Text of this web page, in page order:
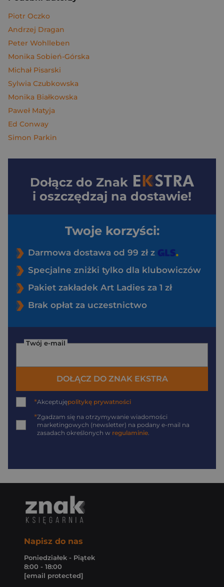
Piotr Oczko
Andrzej Dragan
Peter Wohlleben
Monika Sobień-Górska
Michał Pisarski
Sylwia Czubkowska
Monika Białkowska
Paweł Matyja
Ed Conway
Simon Parkin
Dołącz do Znak
i oszczędzaj na dostawie!
Twoje korzyści:
Darmowa dostawa od 99 zł z
Specjalne zniżki tylko dla klubowiczów
Pakiet zakładek Art Ladies za 1 zł
Brak opłat za uczestnictwo
Twój e-mail
DOŁĄCZ DO ZNAK EKSTRA
*Akceptujępolitykę prywatności
*Zgadzam się na otrzymywanie wiadomości
marketingowych (newsletter) na podany e-mail na
zasadach określonych w regulaminie.
Napisz do nas
Poniedziałek - Piątek
8:00 - 18:00
[email protected]